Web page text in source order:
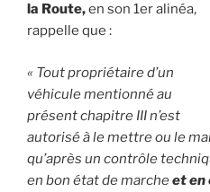
la Route,en son 1er alinéa,
rappelle que :
« Tout propriétaire d’un
véhicule mentionné au
présent chapitre III n’est
autorisé à le mettre ou le
qu’après un contrôle
en bon état de marcheet en